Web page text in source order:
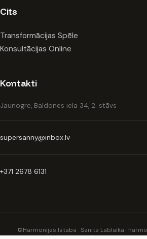
Cits
Transformācijas Spēle
Konsultācijas Online
Kontakti
Jaunogre, Baldones iela 34, 2. stāvs
supersanny@inbox.lv
+371 2678 6131
©Harmonijas Istaba · Sanita Lablaika ·